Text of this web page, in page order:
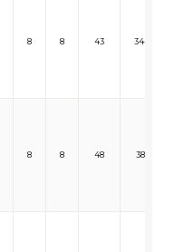
8 8 43 344
8 8 48 381